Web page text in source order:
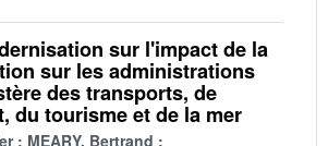
sur l'impact de la
sur les administrations
des transports, de
du tourisme et de la mer
MEARY, Bertrand